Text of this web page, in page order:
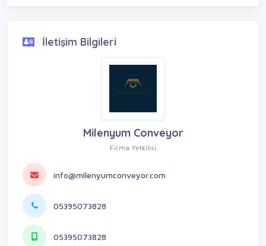
İletişim Bilgileri
Milenyum Conveyor
Firma Yetkilisi
info@milenyumconveyor.com
05395073828
05395073828